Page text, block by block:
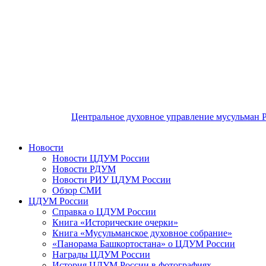
Центральное духовное управление мусульман
Новости
Новости ЦДУМ России
Новости РДУМ
Новости РИУ ЦДУМ России
Обзор СМИ
ЦДУМ России
Справка о ЦДУМ России
Книга «Исторические очерки»
Книга «Мусульманское духовное собрание»
«Панорама Башкортостана» о ЦДУМ России
Награды ЦДУМ России